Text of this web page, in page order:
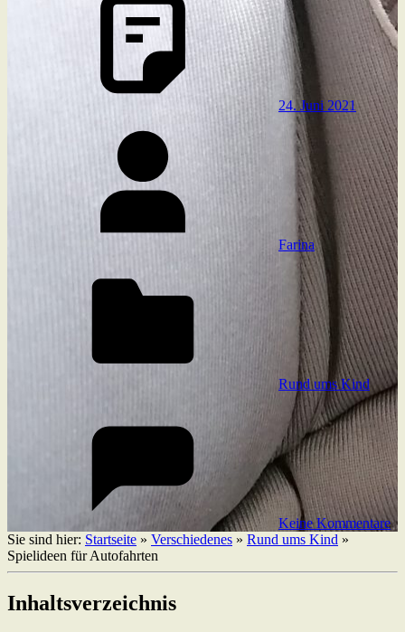
24. Juni 2021
Farina
Rund ums Kind
Keine Kommentare
Sie sind hier: Startseite » Verschiedenes » Rund ums Kind »
Spielideen für Autofahrten
Inhaltsverzeichnis